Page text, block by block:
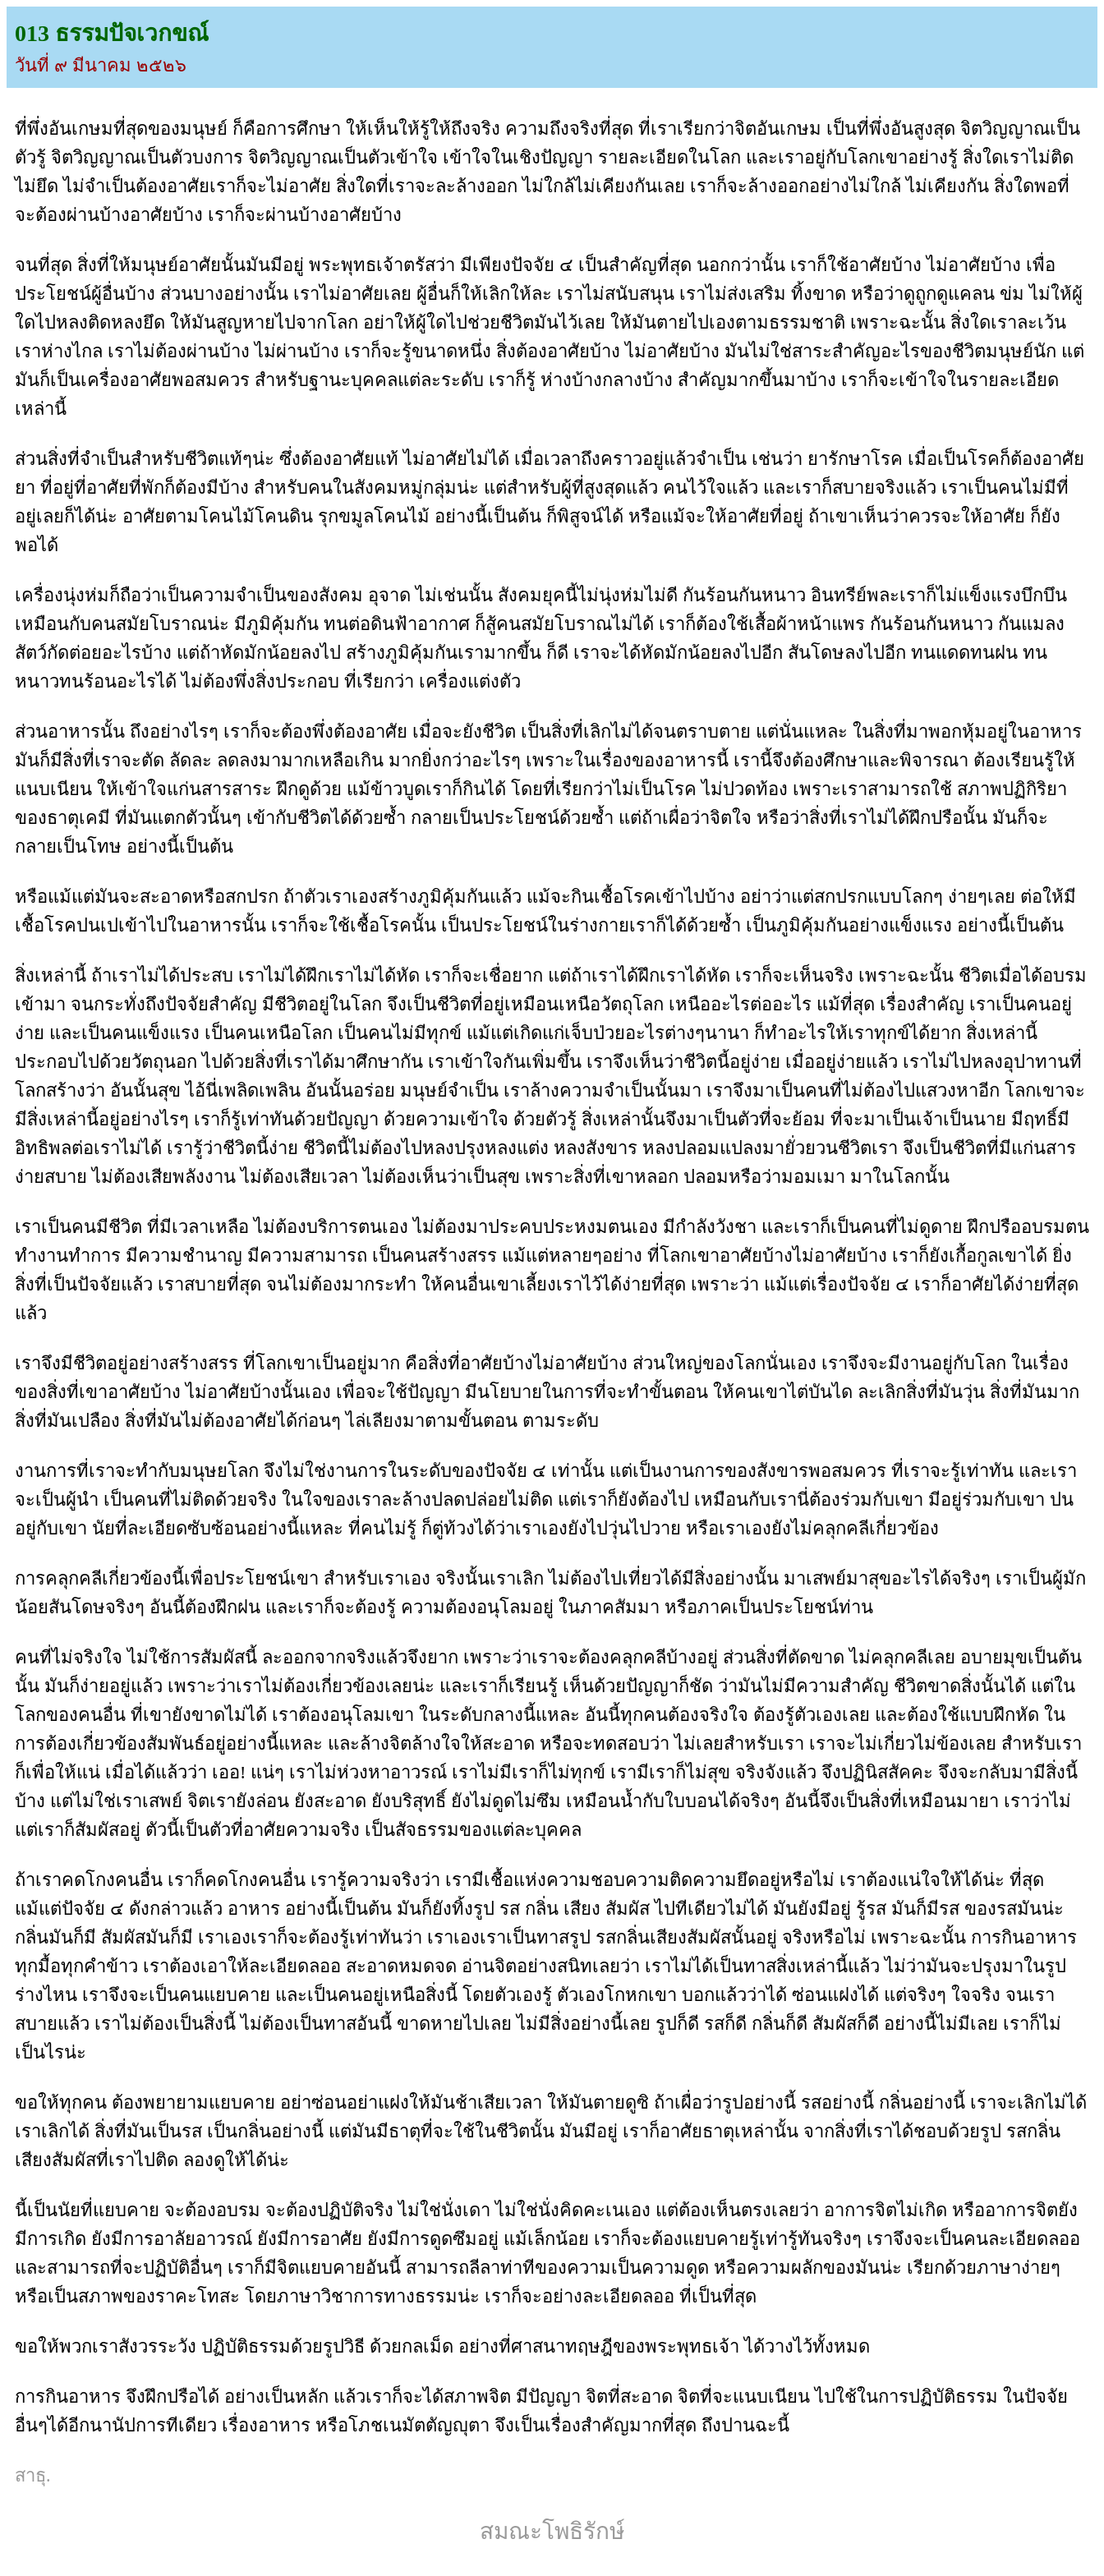
013 ธรรมปัจเวกขณ์
วันที่ ๙ มีนาคม ๒๕๒๖
ที่พึ่งอันเกษมที่สุดของมนุษย์ ก็คือการศึกษา ให้เห็นให้รู้ให้ถึงจริง ความถึงจริงที่สุด ที่เราเรียกว่าจิตอันเกษม เป็นที่พึ่งอันสูงสุด จิตวิญญาณเป็น
ตัวรู้ จิตวิญญาณเป็นตัวบงการ จิตวิญญาณเป็นตัวเข้าใจ เข้าใจในเชิงปัญญา รายละเอียดในโลก และเราอยู่กับโลกเขาอย่างรู้ สิ่งใดเราไม่ติด
ไม่ยึด ไม่จำเป็นต้องอาศัยเราก็จะไม่อาศัย สิ่งใดที่เราจะละล้างออก ไม่ใกล้ไม่เคียงกันเลย เราก็จะล้างออกอย่างไม่ใกล้ ไม่เคียงกัน สิ่งใดพอที่
จะต้องผ่านบ้างอาศัยบ้าง เราก็จะผ่านบ้างอาศัยบ้าง
จนที่สุด สิ่งที่ให้มนุษย์อาศัยนั้นมันมีอยู่ พระพุทธเจ้าตรัสว่า มีเพียงปัจจัย ๔ เป็นสำคัญที่สุด นอกกว่านั้น เราก็ใช้อาศัยบ้าง ไม่อาศัยบ้าง เพื่อ
ประโยชน์ผู้อื่นบ้าง ส่วนบางอย่างนั้น เราไม่อาศัยเลย ผู้อื่นก็ให้เลิกให้ละ เราไม่สนับสนุน เราไม่ส่งเสริม ทิ้งขาด หรือว่าดูถูกดูแคลน ข่ม ไม่ให้ผู้
ใดไปหลงติดหลงยึด ให้มันสูญหายไปจากโลก อย่าให้ผู้ใดไปช่วยชีวิตมันไว้เลย ให้มันตายไปเองตามธรรมชาติ เพราะฉะนั้น สิ่งใดเราละเว้น
เราห่างไกล เราไม่ต้องผ่านบ้าง ไม่ผ่านบ้าง เราก็จะรู้ขนาดหนึ่ง สิ่งต้องอาศัยบ้าง ไม่อาศัยบ้าง มันไม่ใช่สาระสำคัญอะไรของชีวิตมนุษย์นัก แต่
มันก็เป็นเครื่องอาศัยพอสมควร สำหรับฐานะบุคคลแต่ละระดับ เราก็รู้ ห่างบ้างกลางบ้าง สำคัญมากขึ้นมาบ้าง เราก็จะเข้าใจในรายละเอียด
เหล่านี้
ส่วนสิ่งที่จำเป็นสำหรับชีวิตแท้ๆน่ะ ซึ่งต้องอาศัยแท้ ไม่อาศัยไม่ได้ เมื่อเวลาถึงคราวอยู่แล้วจำเป็น เช่นว่า ยารักษาโรค เมื่อเป็นโรคก็ต้องอาศัย
ยา ที่อยู่ที่อาศัยที่พักก็ต้องมีบ้าง สำหรับคนในสังคมหมู่กลุ่มน่ะ แต่สำหรับผู้ที่สูงสุดแล้ว คนไว้ใจแล้ว และเราก็สบายจริงแล้ว เราเป็นคนไม่มีที่
อยู่เลยก็ได้น่ะ อาศัยตามโคนไม้โคนดิน รุกขมูลโคนไม้ อย่างนี้เป็นต้น ก็พิสูจน์ได้ หรือแม้จะให้อาศัยที่อยู่ ถ้าเขาเห็นว่าควรจะให้อาศัย ก็ยัง
พอได้
เครื่องนุ่งห่มก็ถือว่าเป็นความจำเป็นของสังคม อุจาด ไม่เช่นนั้น สังคมยุคนี้ไม่นุ่งห่มไม่ดี กันร้อนกันหนาว อินทรีย์พละเราก็ไม่แข็งแรงบึกบึน
เหมือนกับคนสมัยโบราณน่ะ มีภูมิคุ้มกัน ทนต่อดินฟ้าอากาศ ก็สู้คนสมัยโบราณไม่ได้ เราก็ต้องใช้เสื้อผ้าหน้าแพร กันร้อนกันหนาว กันแมลง
สัตว์กัดต่อยอะไรบ้าง แต่ถ้าหัดมักน้อยลงไป สร้างภูมิคุ้มกันเรามากขึ้น ก็ดี เราจะได้หัดมักน้อยลงไปอีก สันโดษลงไปอีก ทนแดดทนฝน ทน
หนาวทนร้อนอะไรได้ ไม่ต้องพึ่งสิ่งประกอบ ที่เรียกว่า เครื่องแต่งตัว
ส่วนอาหารนั้น ถึงอย่างไรๆ เราก็จะต้องพึ่งต้องอาศัย เมื่อจะยังชีวิต เป็นสิ่งที่เลิกไม่ได้จนตราบตาย แต่นั่นแหละ ในสิ่งที่มาพอกหุ้มอยู่ในอาหาร
มันก็มีสิ่งที่เราจะตัด ลัดละ ลดลงมามากเหลือเกิน มากยิ่งกว่าอะไรๆ เพราะในเรื่องของอาหารนี้ เรานี้จึงต้องศึกษาและพิจารณา ต้องเรียนรู้ให้
แนบเนียน ให้เข้าใจแก่นสารสาระ ฝึกดูด้วย แม้ข้าวบูดเราก็กินได้ โดยที่เรียกว่าไม่เป็นโรค ไม่ปวดท้อง เพราะเราสามารถใช้ สภาพปฏิกิริยา
ของธาตุเคมี ที่มันแตกตัวนั้นๆ เข้ากับชีวิตได้ด้วยซ้ำ กลายเป็นประโยชน์ด้วยซ้ำ แต่ถ้าเผื่อว่าจิตใจ หรือว่าสิ่งที่เราไม่ได้ฝึกปรือนั้น มันก็จะ
กลายเป็นโทษ อย่างนี้เป็นต้น
หรือแม้แต่มันจะสะอาดหรือสกปรก ถ้าตัวเราเองสร้างภูมิคุ้มกันแล้ว แม้จะกินเชื้อโรคเข้าไปบ้าง อย่าว่าแต่สกปรกแบบโลกๆ ง่ายๆเลย ต่อให้มี
เชื้อโรคปนเปเข้าไปในอาหารนั้น เราก็จะใช้เชื้อโรคนั้น เป็นประโยชน์ในร่างกายเราก็ได้ด้วยซ้ำ เป็นภูมิคุ้มกันอย่างแข็งแรง อย่างนี้เป็นต้น
สิ่งเหล่านี้ ถ้าเราไม่ได้ประสบ เราไม่ได้ฝึกเราไม่ได้หัด เราก็จะเชื่อยาก แต่ถ้าเราได้ฝึกเราได้หัด เราก็จะเห็นจริง เพราะฉะนั้น ชีวิตเมื่อได้อบรม
เข้ามา จนกระทั่งถึงปัจจัยสำคัญ มีชีวิตอยู่ในโลก จึงเป็นชีวิตที่อยู่เหมือนเหนือวัตถุโลก เหนืออะไรต่ออะไร แม้ที่สุด เรื่องสำคัญ เราเป็นคนอยู่
ง่าย และเป็นคนแข็งแรง เป็นคนเหนือโลก เป็นคนไม่มีทุกข์ แม้แต่เกิดแก่เจ็บป่วยอะไรต่างๆนานา ก็ทำอะไรให้เราทุกข์ได้ยาก สิ่งเหล่านี้
ประกอบไปด้วยวัตถุนอก ไปด้วยสิ่งที่เราได้มาศึกษากัน เราเข้าใจกันเพิ่มขึ้น เราจึงเห็นว่าชีวิตนี้อยู่ง่าย เมื่ออยู่ง่ายแล้ว เราไม่ไปหลงอุปาทานที่
โลกสร้างว่า อันนั้นสุข ไอ้นี่เพลิดเพลิน อันนั้นอร่อย มนุษย์จำเป็น เราล้างความจำเป็นนั้นมา เราจึงมาเป็นคนที่ไม่ต้องไปแสวงหาอีก โลกเขาจะ
มีสิ่งเหล่านี้อยู่อย่างไรๆ เราก็รู้เท่าทันด้วยปัญญา ด้วยความเข้าใจ ด้วยตัวรู้ สิ่งเหล่านั้นจึงมาเป็นตัวที่จะย้อม ที่จะมาเป็นเจ้าเป็นนาย มีฤทธิ์มี
อิทธิพลต่อเราไม่ได้ เรารู้ว่าชีวิตนี้ง่าย ชีวิตนี้ไม่ต้องไปหลงปรุงหลงแต่ง หลงสังขาร หลงปลอมแปลงมายั่วยวนชีวิตเรา จึงเป็นชีวิตที่มีแก่นสาร
ง่ายสบาย ไม่ต้องเสียพลังงาน ไม่ต้องเสียเวลา ไม่ต้องเห็นว่าเป็นสุข เพราะสิ่งที่เขาหลอก ปลอมหรือว่ามอมเมา มาในโลกนั้น
เราเป็นคนมีชีวิต ที่มีเวลาเหลือ ไม่ต้องบริการตนเอง ไม่ต้องมาประคบประหงมตนเอง มีกำลังวังชา และเราก็เป็นคนที่ไม่ดูดาย ฝึกปรืออบรมตน
ทำงานทำการ มีความชำนาญ มีความสามารถ เป็นคนสร้างสรร แม้แต่หลายๆอย่าง ที่โลกเขาอาศัยบ้างไม่อาศัยบ้าง เราก็ยังเกื้อกูลเขาได้ ยิ่ง
สิ่งที่เป็นปัจจัยแล้ว เราสบายที่สุด จนไม่ต้องมากระทำ ให้คนอื่นเขาเลี้ยงเราไว้ได้ง่ายที่สุด เพราะว่า แม้แต่เรื่องปัจจัย ๔ เราก็อาศัยได้ง่ายที่สุด
แล้ว
เราจึงมีชีวิตอยู่อย่างสร้างสรร ที่โลกเขาเป็นอยู่มาก คือสิ่งที่อาศัยบ้างไม่อาศัยบ้าง ส่วนใหญ่ของโลกนั่นเอง เราจึงจะมีงานอยู่กับโลก ในเรื่อง
ของสิ่งที่เขาอาศัยบ้าง ไม่อาศัยบ้างนั้นเอง เพื่อจะใช้ปัญญา มีนโยบายในการที่จะทำขั้นตอน ให้คนเขาไต่บันได ละเลิกสิ่งที่มันวุ่น สิ่งที่มันมาก
สิ่งที่มันเปลือง สิ่งที่มันไม่ต้องอาศัยได้ก่อนๆ ไล่เลียงมาตามขั้นตอน ตามระดับ
งานการที่เราจะทำกับมนุษยโลก จึงไม่ใช่งานการในระดับของปัจจัย ๔ เท่านั้น แต่เป็นงานการของสังขารพอสมควร ที่เราจะรู้เท่าทัน และเรา
จะเป็นผู้นำ เป็นคนที่ไม่ติดด้วยจริง ในใจของเราละล้างปลดปล่อยไม่ติด แต่เราก็ยังต้องไป เหมือนกับเรานี่ต้องร่วมกับเขา มีอยู่ร่วมกับเขา ปน
อยู่กับเขา นัยที่ละเอียดซับซ้อนอย่างนี้แหละ ที่คนไม่รู้ ก็ตู่ท้วงได้ว่าเราเองยังไปวุ่นไปวาย หรือเราเองยังไม่คลุกคลีเกี่ยวข้อง
การคลุกคลีเกี่ยวข้องนี้เพื่อประโยชน์เขา สำหรับเราเอง จริงนั้นเราเลิก ไม่ต้องไปเที่ยวได้มีสิ่งอย่างนั้น มาเสพย์มาสุขอะไรได้จริงๆ เราเป็นผู้มัก
น้อยสันโดษจริงๆ อันนี้ต้องฝึกฝน และเราก็จะต้องรู้ ความต้องอนุโลมอยู่ ในภาคสัมมา หรือภาคเป็นประโยชน์ท่าน
คนที่ไม่จริงใจ ไม่ใช้การสัมผัสนี้ ละออกจากจริงแล้วจึงยาก เพราะว่าเราจะต้องคลุกคลีบ้างอยู่ ส่วนสิ่งที่ตัดขาด ไม่คลุกคลีเลย อบายมุขเป็นต้น
นั้น มันก็ง่ายอยู่แล้ว เพราะว่าเราไม่ต้องเกี่ยวข้องเลยน่ะ และเราก็เรียนรู้ เห็นด้วยปัญญาก็ชัด ว่ามันไม่มีความสำคัญ ชีวิตขาดสิ่งนั้นได้ แต่ใน
โลกของคนอื่น ที่เขายังขาดไม่ได้ เราต้องอนุโลมเขา ในระดับกลางนี้แหละ อันนี้ทุกคนต้องจริงใจ ต้องรู้ตัวเองเลย และต้องใช้แบบฝึกหัด ใน
การต้องเกี่ยวข้องสัมพันธ์อยู่อย่างนี้แหละ และล้างจิตล้างใจให้สะอาด หรือจะทดสอบว่า ไม่เลยสำหรับเรา เราจะไม่เกี่ยวไม่ข้องเลย สำหรับเรา
ก็เพื่อให้แน่ เมื่อได้แล้วว่า เออ! แน่ๆ เราไม่ห่วงหาอาวรณ์ เราไม่มีเราก็ไม่ทุกข์ เรามีเราก็ไม่สุข จริงจังแล้ว จึงปฏินิสสัคคะ จึงจะกลับมามีสิ่งนี้
บ้าง แต่ไม่ใช่เราเสพย์ จิตเรายังล่อน ยังสะอาด ยังบริสุทธิ์ ยังไม่ดูดไม่ซึม เหมือนน้ำกับใบบอนได้จริงๆ อันนี้จึงเป็นสิ่งที่เหมือนมายา เราว่าไม่
แต่เราก็สัมผัสอยู่ ตัวนี้เป็นตัวที่อาศัยความจริง เป็นสัจธรรมของแต่ละบุคคล
ถ้าเราคดโกงคนอื่น เราก็คดโกงคนอื่น เรารู้ความจริงว่า เรามีเชื้อแห่งความชอบความติดความยึดอยู่หรือไม่ เราต้องแน่ใจให้ได้น่ะ ที่สุด
แม้แต่ปัจจัย ๔ ดังกล่าวแล้ว อาหาร อย่างนี้เป็นต้น มันก็ยังทิ้งรูป รส กลิ่น เสียง สัมผัส ไปทีเดียวไม่ได้ มันยังมีอยู่ รู้รส มันก็มีรส ของรสมันน่ะ
กลิ่นมันก็มี สัมผัสมันก็มี เราเองเราก็จะต้องรู้เท่าทันว่า เราเองเราเป็นทาสรูป รสกลิ่นเสียงสัมผัสนั้นอยู่ จริงหรือไม่ เพราะฉะนั้น การกินอาหาร
ทุกมื้อทุกคำข้าว เราต้องเอาให้ละเอียดลออ สะอาดหมดจด อ่านจิตอย่างสนิทเลยว่า เราไม่ได้เป็นทาสสิ่งเหล่านี้แล้ว ไม่ว่ามันจะปรุงมาในรูป
ร่างไหน เราจึงจะเป็นคนแยบคาย และเป็นคนอยู่เหนือสิ่งนี้ โดยตัวเองรู้ ตัวเองโกหกเขา บอกแล้วว่าได้ ซ่อนแฝงได้ แต่จริงๆ ใจจริง จนเรา
สบายแล้ว เราไม่ต้องเป็นสิ่งนี้ ไม่ต้องเป็นทาสอันนี้ ขาดหายไปเลย ไม่มีสิ่งอย่างนี้เลย รูปก็ดี รสก็ดี กลิ่นก็ดี สัมผัสก็ดี อย่างนี้ไม่มีเลย เราก็ไม่
เป็นไรน่ะ
ขอให้ทุกคน ต้องพยายามแยบคาย อย่าซ่อนอย่าแฝงให้มันช้าเสียเวลา ให้มันตายดูซิ ถ้าเผื่อว่ารูปอย่างนี้ รสอย่างนี้ กลิ่นอย่างนี้ เราจะเลิกไม่ได้
เราเลิกได้ สิ่งที่มันเป็นรส เป็นกลิ่นอย่างนี้ แต่มันมีธาตุที่จะใช้ในชีวิตนั้น มันมีอยู่ เราก็อาศัยธาตุเหล่านั้น จากสิ่งที่เราได้ชอบด้วยรูป รสกลิ่น
เสียงสัมผัสที่เราไปติด ลองดูให้ได้น่ะ
นี้เป็นนัยที่แยบคาย จะต้องอบรม จะต้องปฏิบัติจริง ไม่ใช่นั่งเดา ไม่ใช่นั่งคิดคะเนเอง แต่ต้องเห็นตรงเลยว่า อาการจิตไม่เกิด หรืออาการจิตยัง
มีการเกิด ยังมีการอาลัยอาวรณ์ ยังมีการอาศัย ยังมีการดูดซึมอยู่ แม้เล็กน้อย เราก็จะต้องแยบคายรู้เท่ารู้ทันจริงๆ เราจึงจะเป็นคนละเอียดลออ
และสามารถที่จะปฏิบัติอื่นๆ เราก็มีจิตแยบคายอันนี้ สามารถลีลาท่าทีของความเป็นความดูด หรือความผลักของมันน่ะ เรียกด้วยภาษาง่ายๆ
หรือเป็นสภาพของราคะโทสะ โดยภาษาวิชาการทางธรรมน่ะ เราก็จะอย่างละเอียดลออ ที่เป็นที่สุด
ขอให้พวกเราสังวรระวัง ปฏิบัติธรรมด้วยรูปวิธี ด้วยกลเม็ด อย่างที่ศาสนาทฤษฎีของพระพุทธเจ้า ได้วางไว้ทั้งหมด
การกินอาหาร จึงฝึกปรือได้ อย่างเป็นหลัก แล้วเราก็จะได้สภาพจิต มีปัญญา จิตที่สะอาด จิตที่จะแนบเนียน ไปใช้ในการปฏิบัติธรรม ในปัจจัย
อื่นๆได้อีกนานัปการทีเดียว เรื่องอาหาร หรือโภชเนมัตตัญญุตา จึงเป็นเรื่องสำคัญมากที่สุด ถึงปานฉะนี้
สาธุ.
สมณะโพธิรักษ์